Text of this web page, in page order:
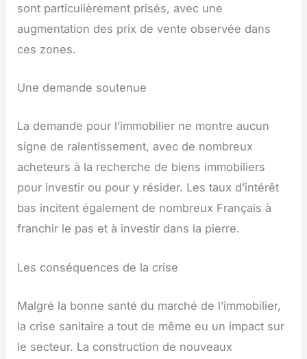
sont particulièrement prisés, avec une
augmentation des prix de vente observée dans
ces zones.
Une demande soutenue
La demande pour l’immobilier ne montre aucun
signe de ralentissement, avec de nombreux
acheteurs à la recherche de biens immobiliers
pour investir ou pour y résider. Les taux d’intérêt
bas incitent également de nombreux Français à
franchir le pas et à investir dans la pierre.
Les conséquences de la crise
Malgré la bonne santé du marché de l’immobilier,
la crise sanitaire a tout de même eu un impact sur
le secteur. La construction de nouveaux